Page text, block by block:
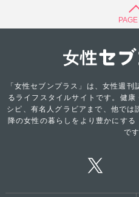
「女性セブンプラス」は、女性週
るライフスタイルサイトです。健
シピ、有名人グラビアまで、他で
降の女性の暮らしをより豊かにす
です